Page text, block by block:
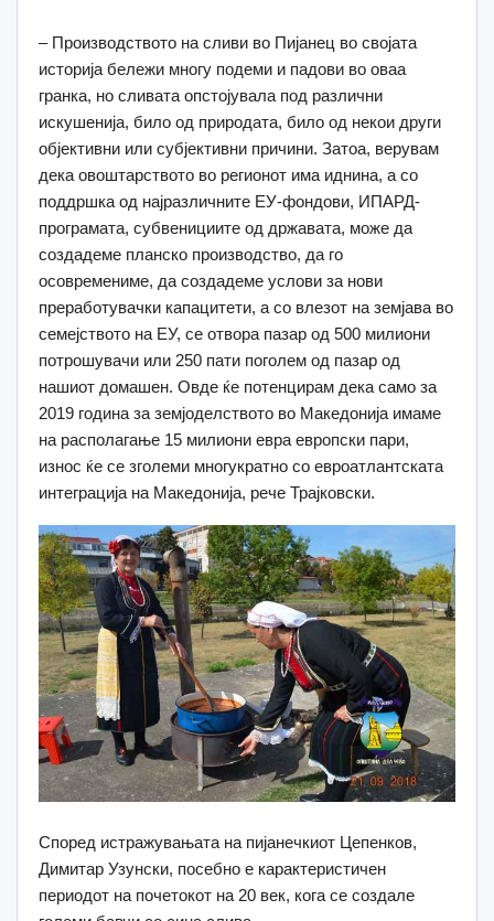
– Производството на сливи во Пијанец во својата
историја бележи многу подеми и падови во оваа
гранка, но сливата опстојувала под различни
искушенија, било од природата, било од некои други
објективни или субјективни причини. Затоа, верувам
дека овоштарството во регионот има иднина, а со
поддршка од најразличните ЕУ-фондови, ИПАРД-
програмата, субвенициите од државата, може да
создадеме планско производство, да го
осовремениме, да создадеме услови за нови
преработувачки капацитети, а со влезот на земјава во
семејството на ЕУ, се отвора пазар од 500 милиони
потрошувачи или 250 пати поголем од пазар од
нашиот домашен. Овде ќе потенцирам дека само за
2019 година за земјоделството во Македонија имаме
на располагање 15 милиони евра европски пари,
износ ќе се зголеми многукратно со евроатлантската
интеграција на Македонија, рече Трајковски.
Според истражувањата на пијанечкиот Цепенков,
Димитар Узунски, посебно е карактеристичен
периодот на почетокот на 20 век, кога се создале